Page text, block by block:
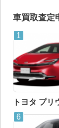
車買取査定
トヨタ プリ